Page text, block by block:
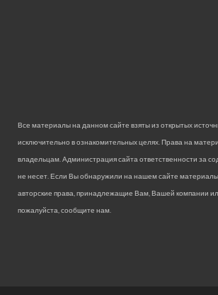
Все материалы на данном сайте взяты из открытых
исключительно в ознакомительных целях. Права на
владельцам. Администрация сайта ответственности за
не несет. Если Вы обнаружили на нашем сайте
авторские права, принадлежащие Вам, Вашей компании
пожалуйста, сообщите нам.